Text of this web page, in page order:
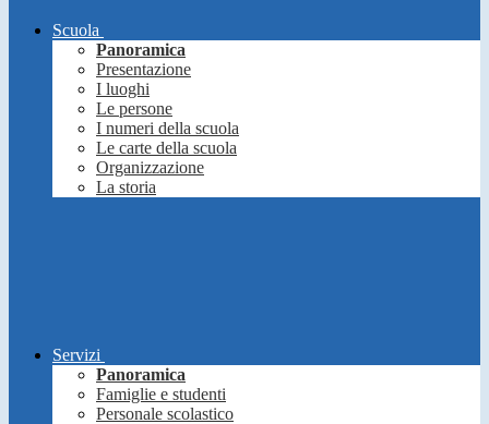
Scuola
Panoramica
Presentazione
I luoghi
Le persone
I numeri della scuola
Le carte della scuola
Organizzazione
La storia
Servizi
Panoramica
Famiglie e studenti
Personale scolastico